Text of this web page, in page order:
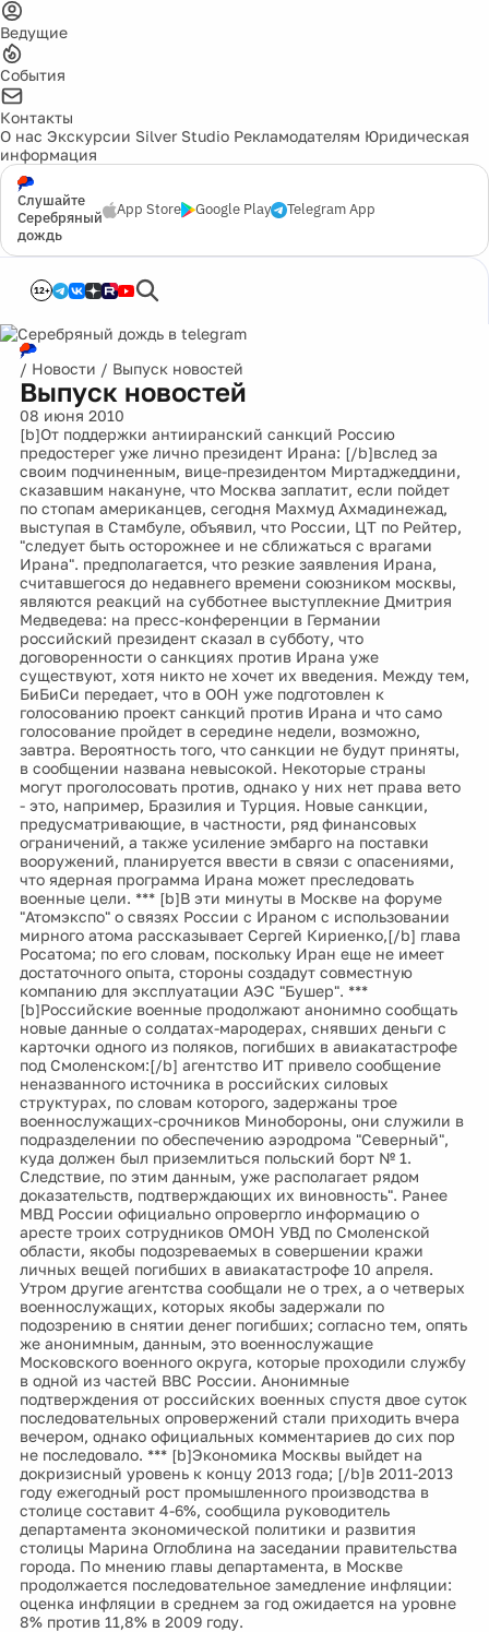
Ведущие
События
Контакты
О нас Экскурсии Silver Studio Рекламодателям Юридическая
информация
Слушайте
Серебряный
дождь
App Store Google Play Telegram App
12+
/ Новости / Выпуск новостей
Выпуск новостей
08 июня 2010
[b]От поддержки антииранский санкций Россию
предостерег уже лично президент Ирана: [/b]вслед за
своим подчиненным, вице-президентом Миртаджеддини,
сказавшим накануне, что Москва заплатит, если пойдет
по стопам американцев, сегодня Махмуд Ахмадинежад,
выступая в Стамбуле, объявил, что России, ЦТ по Рейтер,
"следует быть осторожнее и не сближаться с врагами
Ирана". предполагается, что резкие заявления Ирана,
считавшегося до недавнего времени союзником москвы,
являются реакций на субботнее выступлекние Дмитрия
Медведева: на пресс-конференции в Германии
российский президент сказал в субботу, что
договоренности о санкциях против Ирана уже
существуют, хотя никто не хочет их введения. Между тем,
БиБиСи передает, что в ООН уже подготовлен к
голосованию проект санкций против Ирана и что само
голосование пройдет в середине недели, возможно,
завтра. Вероятность того, что санкции не будут приняты,
в сообщении названа невысокой. Некоторые страны
могут проголосовать против, однако у них нет права вето
- это, например, Бразилия и Турция. Новые санкции,
предусматривающие, в частности, ряд финансовых
ограничений, а также усиление эмбарго на поставки
вооружений, планируется ввести в связи с опасениями,
что ядерная программа Ирана может преследовать
военные цели. *** [b]В эти минуты в Москве на форуме
"Атомэкспо" о связях России с Ираном с использовании
мирного атома рассказывает Сергей Кириенко,[/b] глава
Росатома; по его словам, поскольку Иран еще не имеет
достаточного опыта, стороны создадут совместную
компанию для эксплуатации АЭС "Бушер". ***
[b]Российские военные продолжают анонимно сообщать
новые данные о солдатах-мародерах, снявших деньги с
карточки одного из поляков, погибших в авиакатастрофе
под Смоленском:[/b] агентство ИТ привело сообщение
неназванного источника в российских силовых
структурах, по словам которого, задержаны трое
военнослужащих-срочников Минобороны, они служили в
подразделении по обеспечению аэродрома "Северный",
куда должен был приземлиться польский борт № 1.
Следствие, по этим данным, уже располагает рядом
доказательств, подтверждающих их виновность". Ранее
МВД России официально опровергло информацию о
аресте троих сотрудников ОМОН УВД по Смоленской
области, якобы подозреваемых в совершении кражи
личных вещей погибших в авиакатастрофе 10 апреля.
Утром другие агентства сообщали не о трех, а о четверых
военнослужащих, которых якобы задержали по
подозрению в снятии денег погибших; согласно тем, опять
же анонимным, данным, это военнослужащие
Московского военного округа, которые проходили службу
в одной из частей ВВС России. Анонимные
подтверждения от российских военных спустя двое суток
последовательных опровержений стали приходить вчера
вечером, однако официальных комментариев до сих пор
не последовало. *** [b]Экономика Москвы выйдет на
докризисный уровень к концу 2013 года; [/b]в 2011-2013
году ежегодный рост промышленного производства в
столице составит 4-6%, сообщила руководитель
департамента экономической политики и развития
столицы Марина Оглоблина на заседании правительства
города. По мнению главы департамента, в Москве
продолжается последовательное замедление инфляции:
оценка инфляции в среднем за год ожидается на уровне
8% против 11,8% в 2009 году.